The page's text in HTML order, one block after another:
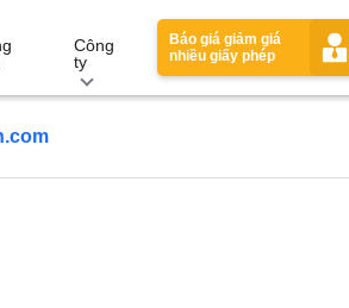
Công
ty
Báo giá giảm giá
nhiều giấy phép